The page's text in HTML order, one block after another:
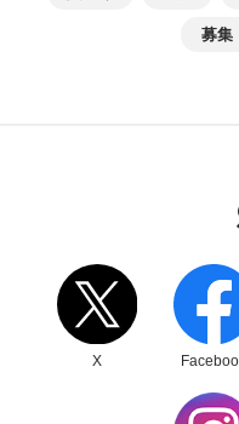
募集
X
別ウィンドウリンク別ウィンド
別ウィンド